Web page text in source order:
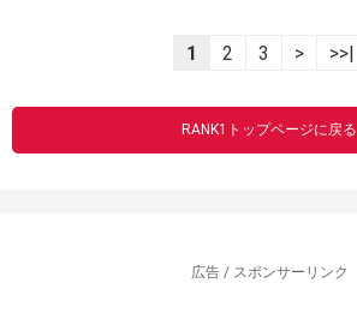
1 2 3 > >>|
RANK1トップページに戻る
広告 / スポンサーリンク